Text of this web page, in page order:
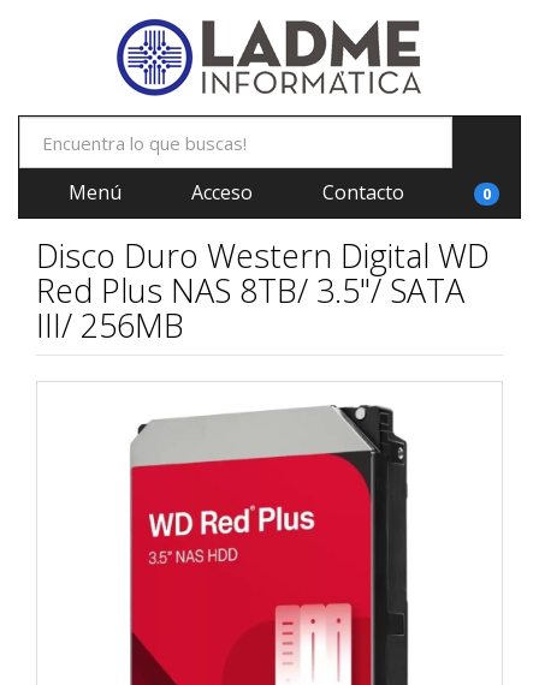
Menú Acceso Contacto 0
Disco Duro Western Digital WD
Red Plus NAS 8TB/ 3.5"/ SATA
III/ 256MB